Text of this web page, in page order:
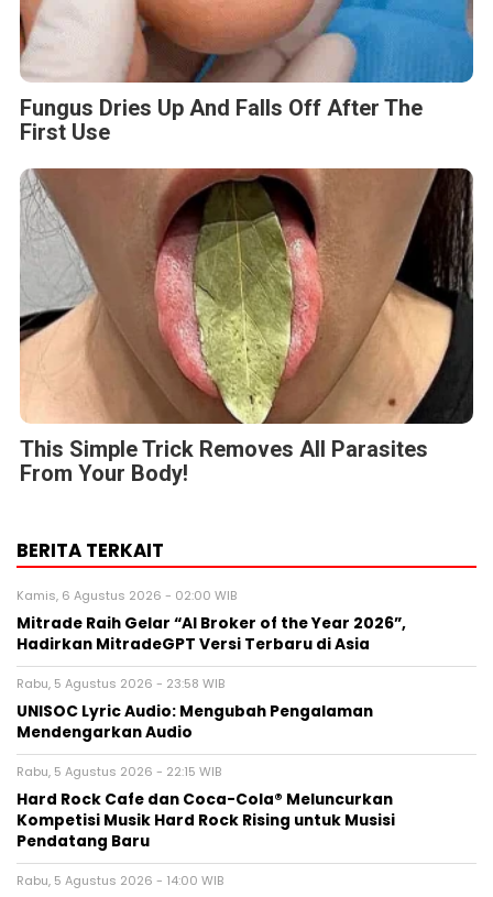
Fungus Dries Up And Falls Off After The
First Use
This Simple Trick Removes All Parasites
From Your Body!
BERITA TERKAIT
Kamis, 6 Agustus 2026 - 02:00 WIB
Mitrade Raih Gelar “AI Broker of the Year 2026”,
Hadirkan MitradeGPT Versi Terbaru di Asia
Rabu, 5 Agustus 2026 - 23:58 WIB
UNISOC Lyric Audio: Mengubah Pengalaman
Mendengarkan Audio
Rabu, 5 Agustus 2026 - 22:15 WIB
Hard Rock Cafe dan Coca-Cola® Meluncurkan
Kompetisi Musik Hard Rock Rising untuk Musisi
Pendatang Baru
Rabu, 5 Agustus 2026 - 14:00 WIB